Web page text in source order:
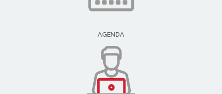
AGENDA